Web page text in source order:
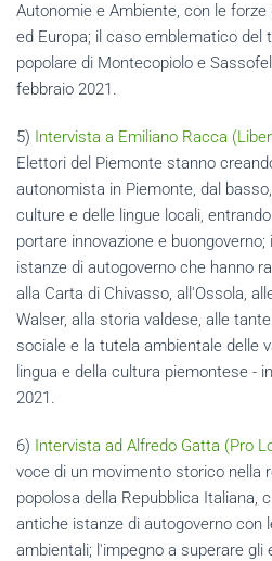
Autonomie e Ambiente, con le
ed Europa; il caso emblematico del
popolare di Montecopiolo e
febbraio 2021.
5) Intervista a Emiliano Racca
Elettori del Piemonte stanno
autonomista in Piemonte, dal
culture e delle lingue locali,
portare innovazione e
istanze di autogoverno che hanno
alla Carta di Chivasso, all'Ossola,
Walser, alla storia valdese, alle
sociale e la tutela ambientale delle
lingua e della cultura piemontese -
2021.
6) Intervista ad Alfredo Gatta (Pro
voce di un movimento storico nella
popolosa della Repubblica Italiana,
antiche istanze di autogoverno con
ambientali; l'impegno a superare